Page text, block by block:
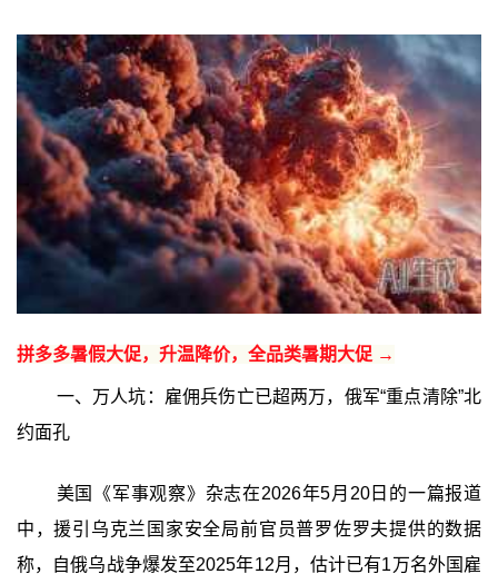
拼多多暑假大促，升温降价，全品类暑期大促 →
一、万人坑：雇佣兵伤亡已超两万，俄军“重点清除”北
约面孔
美国《军事观察》杂志在2026年5月20日的一篇报道
中，援引乌克兰国家安全局前官员普罗佐罗夫提供的数据
称，自俄乌战争爆发至2025年12月，估计已有1万名外国雇